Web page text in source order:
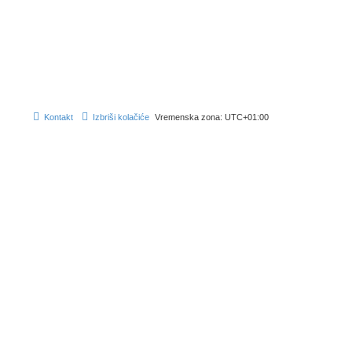
Vremenska zona: UTC+01:00
Izbriši kolačiće
Kontakt